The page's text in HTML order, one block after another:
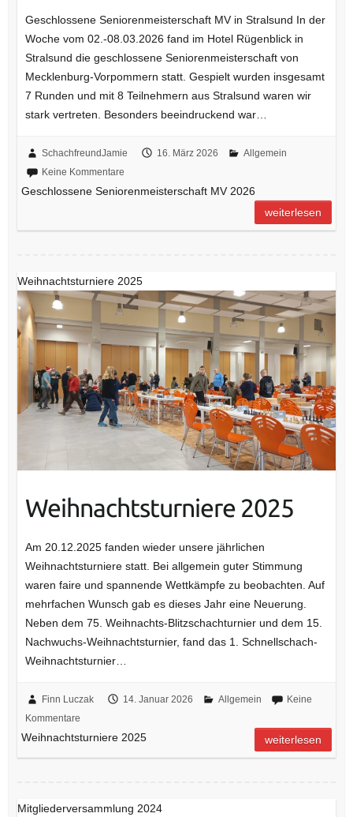
Geschlossene Seniorenmeisterschaft MV in Stralsund In der
Woche vom 02.-08.03.2026 fand im Hotel Rügenblick in
Stralsund die geschlossene Seniorenmeisterschaft von
Mecklenburg-Vorpommern statt. Gespielt wurden insgesamt
7 Runden und mit 8 Teilnehmern aus Stralsund waren wir
stark vertreten. Besonders beeindruckend war…
SchachfreundJamie 16. März 2026
Allgemein
Keine Kommentare
Geschlossene Seniorenmeisterschaft MV 2026
weiterlesen
Weihnachtsturniere 2025
Weihnachtsturniere 2025
Am 20.12.2025 fanden wieder unsere jährlichen
Weihnachtsturniere statt. Bei allgemein guter Stimmung
waren faire und spannende Wettkämpfe zu beobachten. Auf
mehrfachen Wunsch gab es dieses Jahr eine Neuerung.
Neben dem 75. Weihnachts-Blitzschachturnier und dem 15.
Nachwuchs-Weihnachtsturnier, fand das 1. Schnellschach-
Weihnachtsturnier…
Finn Luczak 14. Januar 2026 Allgemein
Keine
Kommentare
Weihnachtsturniere 2025 weiterlesen
Mitgliederversammlung 2024